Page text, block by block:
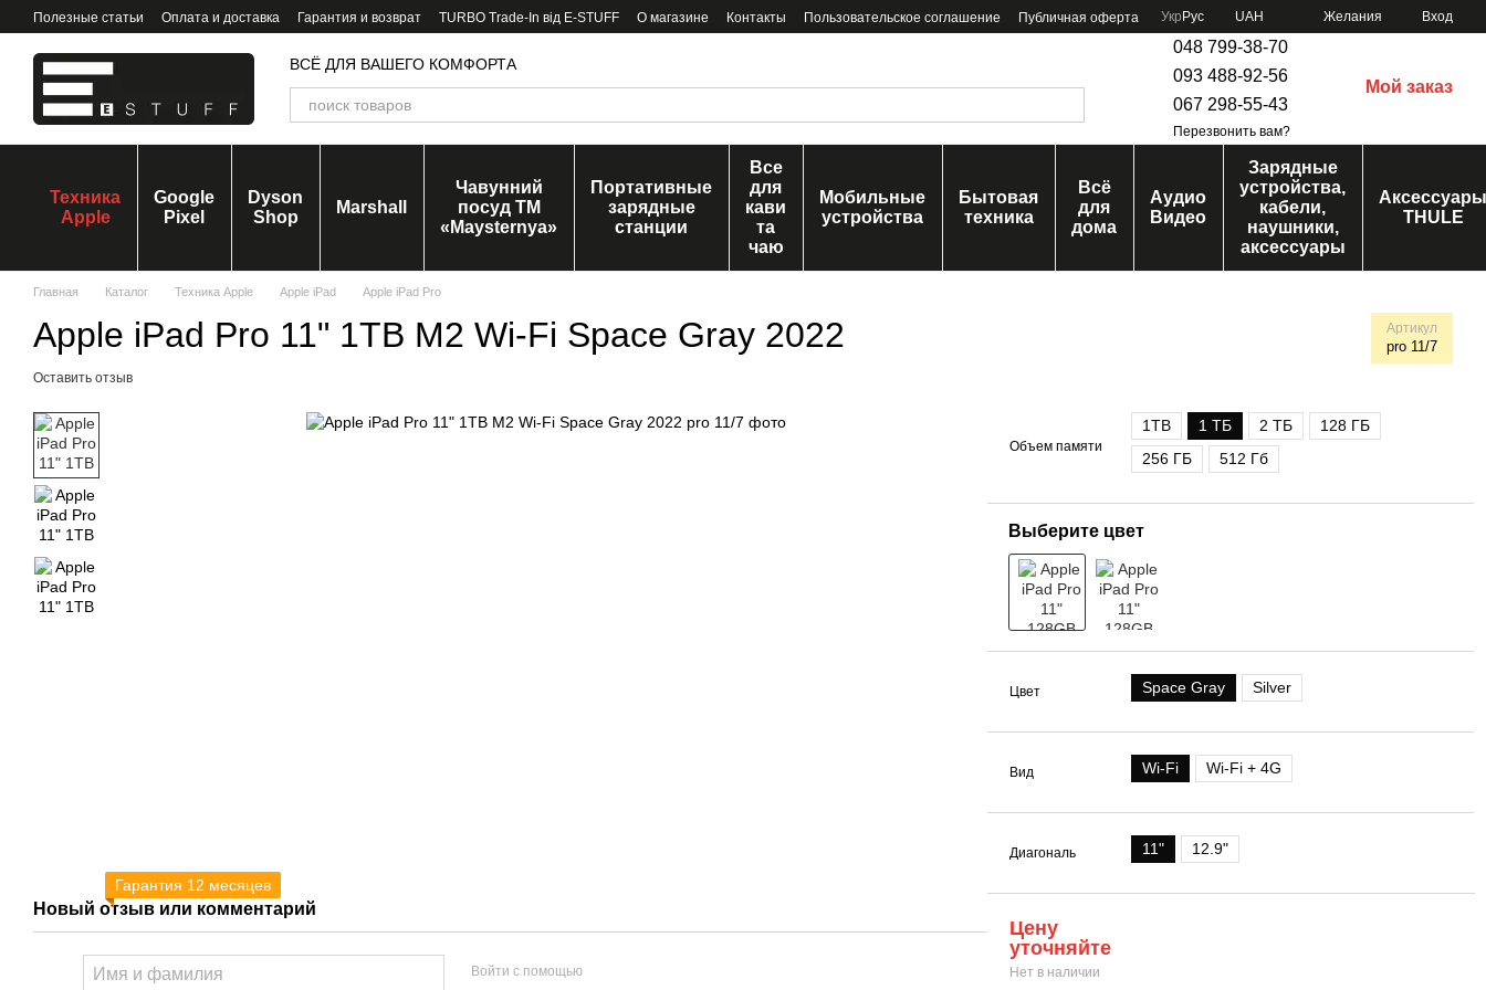
Перейти к основному контенту
Полезные статьи Оплата и доставка Гарантия и возврат TURBO Trade-In від E-STUFF О магазине Контакты Пользовательское соглашение Публичная оферта Укр Рус UAH Желания Вход
ВСЁ ДЛЯ ВАШЕГО КОМФОРТА
048 799-38-70
093 488-92-56
067 298-55-43
Перезвонить вам?
Мой заказ
Техника
Apple
Google
Pixel
Dyson
Shop
Marshall
Чавунний
посуд ТМ
«Maysternya»
Портативные
зарядные
станции
Все
для
кави
та
чаю
Мобильные
устройства
Бытовая
техника
Всё
для
дома
Аудио
Видео
Зарядные
устройства,
кабели,
наушники,
аксессуары
Аксессуары
THULE
Главная Каталог Техника Apple Apple iPad Apple iPad Pro
Apple iPad Pro 11" 1TB M2 Wi-Fi Space Gray 2022 Артикул
pro 11/7
Оставить отзыв
Гарантия 12 месяцев
Новый отзыв или комментарий
Войти с помощью
Объем памяти
1TB 1 ТБ 2 ТБ
128 ГБ
256 ГБ
512 Гб
Выберите цвет
Цвет Space Gray Silver
Вид Wi-Fi Wi-Fi + 4G
Диагональ 11" 12.9"
Цену
уточняйте
Нет в наличии